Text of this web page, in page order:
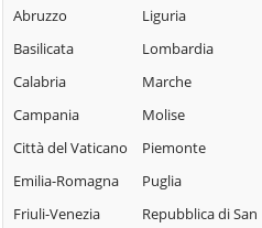
Abruzzo
Basilicata
Calabria
Campania
Città del Vaticano
Emilia-Romagna
Friuli-Venezia
Liguria
Lombardia
Marche
Molise
Piemonte
Puglia
Repubblica di San